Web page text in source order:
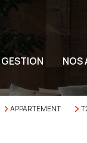
GESTION NOS
APPARTEMENT